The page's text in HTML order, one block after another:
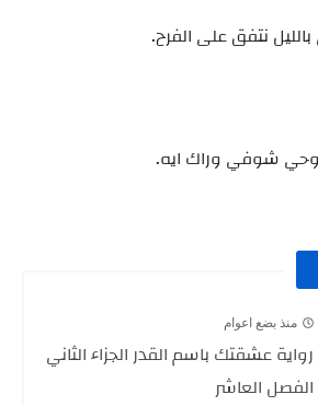
نتفق على الفرح.
روحي شوفي وراك ايه.
منذ بضع اعوام
رواية عشقتك باسم القدر الجزاء الثاني
الفصل العاشر